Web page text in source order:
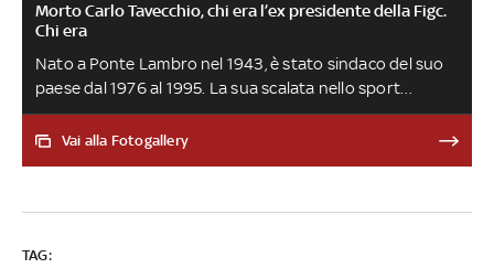
Morto Carlo Tavecchio, chi era l’ex presidente della Figc.
Chi era
Nato a Ponte Lambro nel 1943, è stato sindaco del suo
paese dal 1976 al 1995. La sua scalata nello sport
comincia prima nella Lega Nazionale Dilettanti e poi nella
Federazione Italiana Giuoco Calcio, di cui diventa
comitato regionale dei dilettanti. È deceduto a 79 anni,
Vai alla Fotogallery
TAG: